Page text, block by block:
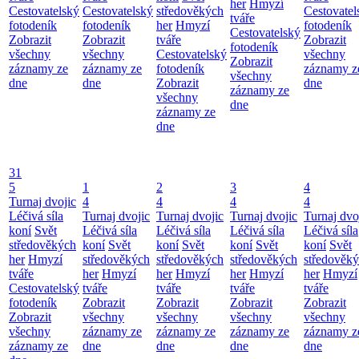
Cestovatelský
fotodeník
Zobrazit
všechny
záznamy ze
dne
Cestovatelský
fotodeník
Zobrazit
všechny
záznamy ze
dne
středověkých
her Hmyzí
tváře
Cestovatelský
fotodeník
Zobrazit
všechny
záznamy ze
dne
her Hmyzí
tváře
Cestovatelský
fotodeník
Zobrazit
všechny
záznamy ze
dne
fotodeník
Zobrazit
všechny
záznamy
dne
31
5
Turnaj dvojic
Léčivá síla
koní Svět
středověkých
her Hmyzí
tváře
Cestovatelský
fotodeník
Zobrazit
všechny
záznamy ze
1
4
Turnaj dvojic
Léčivá síla
koní Svět
středověkých
her Hmyzí
tváře
Zobrazit
všechny
záznamy ze
dne
2
4
Turnaj dvojic
Léčivá síla
koní Svět
středověkých
her Hmyzí
tváře
Zobrazit
všechny
záznamy ze
dne
3
4
Turnaj dvojic
Léčivá síla
koní Svět
středověkých
her Hmyzí
tváře
Zobrazit
všechny
záznamy ze
dne
4
4
Turnaj
Léčivá síla
koní Svět
her Hmyzí
tváře
Zobrazit
všechny
záznamy
dne